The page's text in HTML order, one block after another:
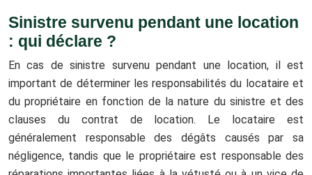
Sinistre survenu pendant une location
: qui déclare ?
En cas de sinistre survenu pendant une location, il est
important de déterminer les responsabilités du locataire et
du propriétaire en fonction de la nature du sinistre et des
clauses du contrat de location. Le locataire est
généralement responsable des dégâts causés par sa
négligence, tandis que le propriétaire est responsable des